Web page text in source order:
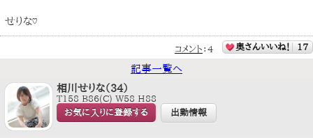
せりな♡
コメント ： 4 奥さんいいね！ 17
記事一覧へ
相川せりな（34）
T158 B86(C) W58 H88
お気に入りに登録する 出勤情報